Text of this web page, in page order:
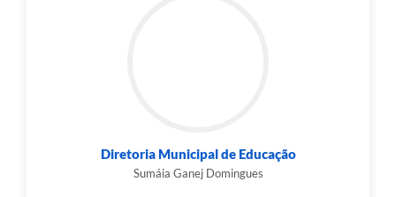
Diretoria Municipal de Educação
Sumáia Ganej Domingues